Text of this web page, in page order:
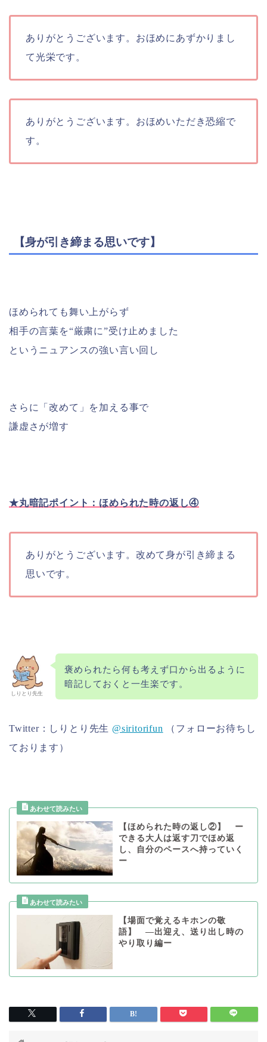
ありがとうございます。おほめにあずかりまし
て光栄です。
ありがとうございます。おほめいただき恐縮で
す。
【身が引き締まる思いです】
ほめられても舞い上がらず
相手の言葉を“厳粛に”受け止めました
というニュアンスの強い言い回し
さらに「改めて」を加える事で
謙虚さが増す
★丸暗記ポイント：ほめられた時の返し④
ありがとうございます。改めて身が引き締まる
思いです。
しりとり先生
褒められたら何も考えず口から出るように
暗記しておくと一生楽です。
Twitter：しりとり先生 @siritorifun （フォローお待ちし
ております）
【ほめられた時の返し②】 ー
できる大人は返す刀でほめ返
し、自分のペースへ持っていく
ー
【場面で覚えるキホンの敬
語】 —出迎え、送り出し時の
やり取り編ー